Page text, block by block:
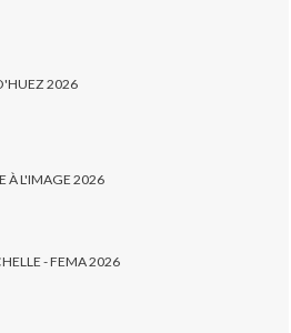
2026
À L'IMAGE 2026
- FEMA 2026